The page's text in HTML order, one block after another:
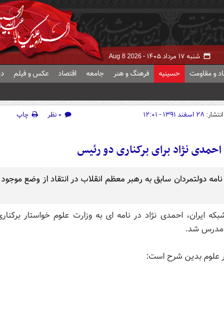
شنبه ۱۷ مرداد ۱۴۰۵ - Aug 8 2026
و مقاومت حسینیه فرهنگ و هنر جامعه اقتصاد عکس و فیلم
۲۸ اسفند ۱۳۹۱ - ۱۲:۰۱ ۰ نظر
چاپ
احمدی نژاد برای برکناری دو رئیس
دولتمردان سابق به رهبر معظم انقلاب در انتقاد از وضع موجود
ایران، احمدی نژاد در نامه ای به وزارت علوم خواستار
مدرس شد.
علوم بدین شرح است: